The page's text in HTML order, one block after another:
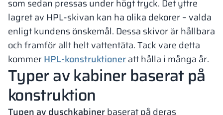
som sedan pressas under högt tryck. Det yttre
lagret av HPL-skivan kan ha olika dekorer – valda
enligt kundens önskemål. Dessa skivor är hållbara
och framför allt helt vattentäta. Tack vare detta
kommerHPL-konstruktioneratt hålla i många år.
Typer av kabiner baserat på
konstruktion
Typen av duschkabinerbaserat på deras